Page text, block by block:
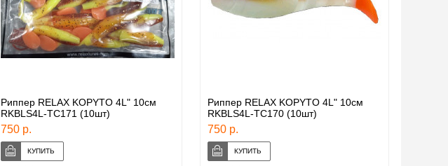
Риппер RELAX KOPYTO 4L" 10см
RKBLS4L-TC171 (10шт)
750 р.
Риппер RELAX KOPYTO 4L" 10см
RKBLS4L-TC170 (10шт)
750 р.